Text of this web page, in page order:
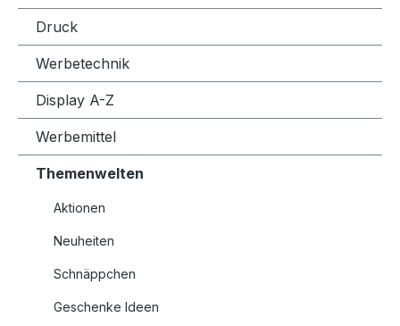
Druck
Werbetechnik
Display A-Z
Werbemittel
Themenwelten
Aktionen
Neuheiten
Schnäppchen
Geschenke Ideen